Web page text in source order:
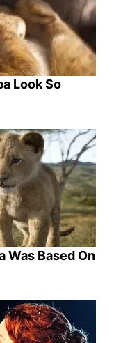
Look So
Was Based On